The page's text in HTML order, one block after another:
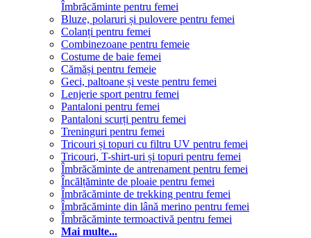
Îmbrăcăminte pentru femei
Bluze, polaruri și pulovere pentru femei
Colanți pentru femei
Combinezoane pentru femeie
Costume de baie femei
Cămăși pentru femeie
Geci, paltoane și veste pentru femei
Lenjerie sport pentru femei
Pantaloni pentru femei
Pantaloni scurți pentru femei
Treninguri pentru femei
Tricouri și topuri cu filtru UV pentru femei
Tricouri, T-shirt-uri și topuri pentru femei
Îmbrăcăminte de antrenament pentru femei
Încălțăminte de ploaie pentru femei
Îmbrăcăminte de trekking pentru femei
Îmbrăcăminte din lână merino pentru femei
Îmbrăcăminte termoactivă pentru femei
Mai multe...